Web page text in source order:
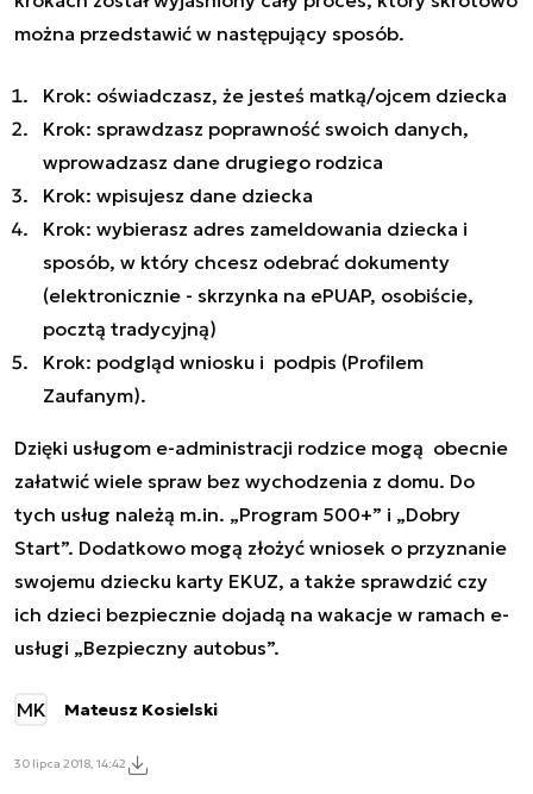
można przedstawić w następujący sposób.
Krok: oświadczasz, że jesteś matką/ojcem dziecka
Krok: sprawdzasz poprawność swoich danych,
wprowadzasz dane drugiego rodzica
Krok: wpisujesz dane dziecka
Krok: wybierasz adres zameldowania dziecka i
sposób, w który chcesz odebrać dokumenty
(elektronicznie - skrzynka na ePUAP, osobiście,
pocztą tradycyjną)
Krok: podgląd wniosku i podpis (Profilem
Zaufanym).
Dzięki usługom e-administracji rodzice mogą obecnie
załatwić wiele spraw bez wychodzenia z domu. Do
tych usług należą m.in. „Program 500+” i „Dobry
Start”. Dodatkowo mogą złożyć wniosek o przyznanie
swojemu dziecku karty EKUZ, a także sprawdzić czy
ich dzieci bezpiecznie dojadą na wakacje w ramach e-
usługi „Bezpieczny autobus”.
MK Mateusz Kosielski
30 lipca 2018, 14:42